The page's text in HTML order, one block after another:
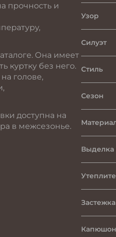
прочность и
Она имеет
куртку без него.
голове,
доступна на
в межсезонье.
Узор
Силуэт
Стиль
Сезон
Выделка
Застежка